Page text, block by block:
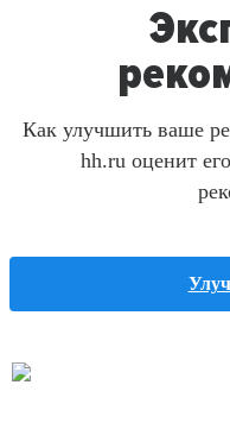
Как улучшить ваше
hh.ru оценит